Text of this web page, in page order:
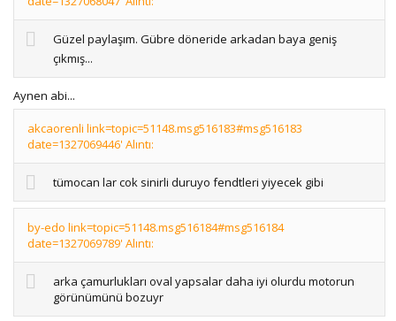
Güzel paylaşım. Gübre döneride arkadan baya geniş
çıkmış...
Aynen abi...
akcaorenli link=topic=51148.msg516183#msg516183
date=1327069446' Alıntı:
tümocan lar cok sinirli duruyo fendtleri yiyecek gibi
by-edo link=topic=51148.msg516184#msg516184
date=1327069789' Alıntı:
arka çamurlukları oval yapsalar daha iyi olurdu motorun
görünümünü bozuyr